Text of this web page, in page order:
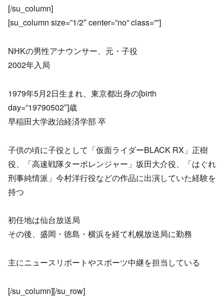
[/su_column]
[su_column size=”1/2″ center=”no” class=””]
NHKの男性アナウンサー、元・子役
2002年入局
1979年5月2日生まれ、東京都出身の[birth
day=”19790502″]歳
早稲田大学政治経済学部 卒
子供の頃に子役として「仮面ライダーBLACK RX」正樹
役、「高速戦隊ターボレンジャー」坂田大介役、「はぐれ
刑事純情派」今村洋行役などの作品に出演していた経験を
持つ
初任地は仙台放送局
その後、盛岡・徳島・横浜を経て札幌放送局に勤務
主にニュースリポートやスポーツ中継を担当している
[/su_column][/su_row]